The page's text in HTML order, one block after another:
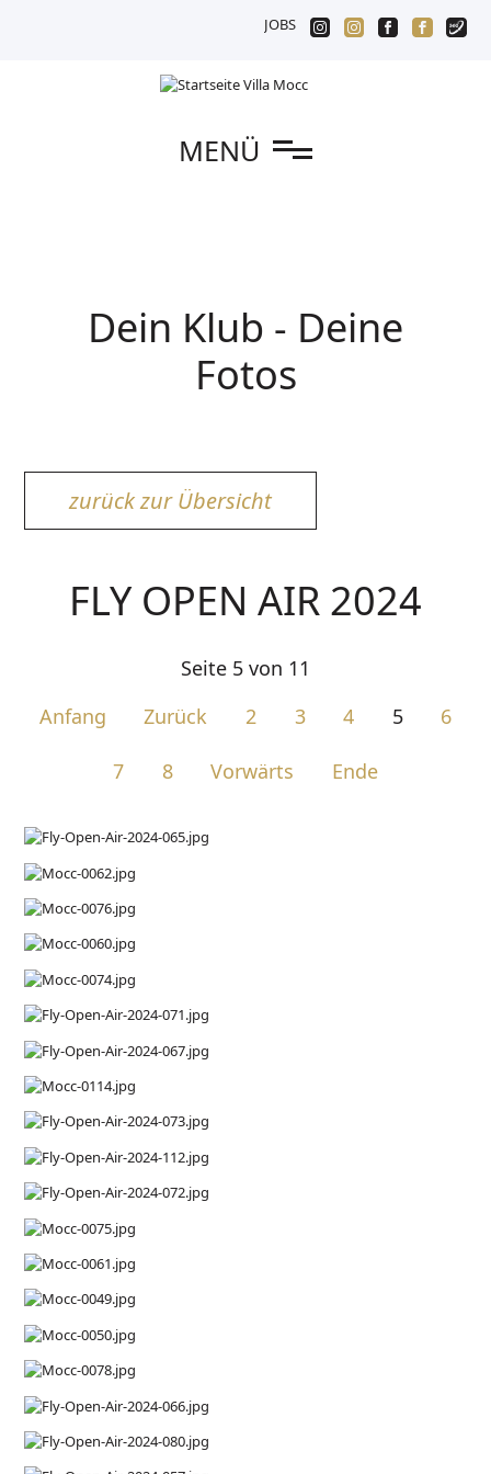
JOBS
MENÜ
Dein Klub - Deine
Fotos
zurück zur Übersicht
FLY OPEN AIR 2024
Seite 5 von 11
Anfang
Zurück 2 3 4 5 6
7 8 Vorwärts Ende